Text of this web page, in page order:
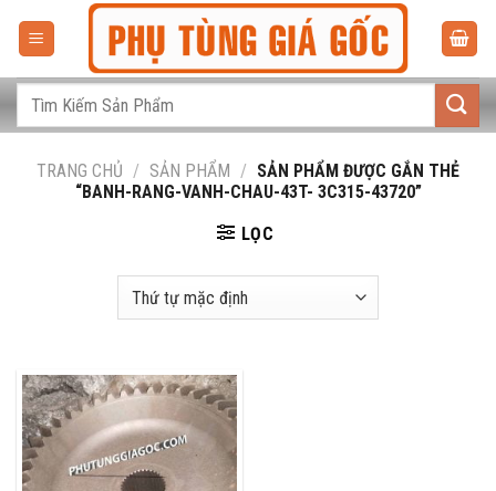
dungTìm
TRANG CHỦ / SẢN PHẨM / SẢN PHẨM ĐƯỢC GẮN THẺ
“BANH-RANG-VANH-CHAU-43T- 3C315-43720”
LỌC